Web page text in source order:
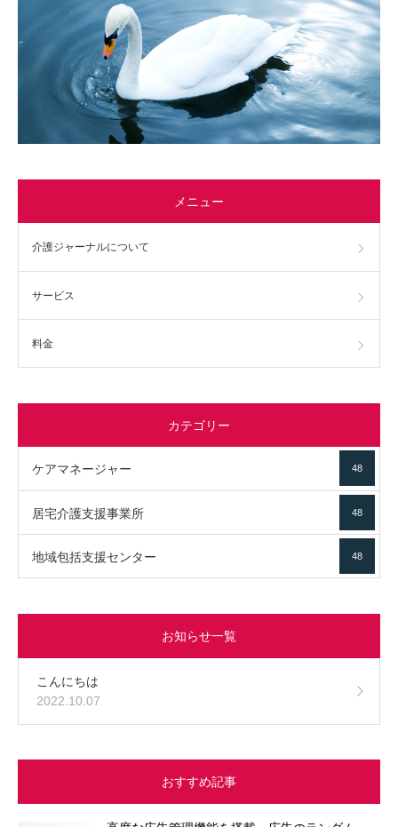
メニュー
介護ジャーナルについて
サービス
料金
カテゴリー
ケアマネージャー 48
居宅介護支援事業所 48
地域包括支援センター 48
お知らせ一覧
こんにちは
2022.10.07
おすすめ記事